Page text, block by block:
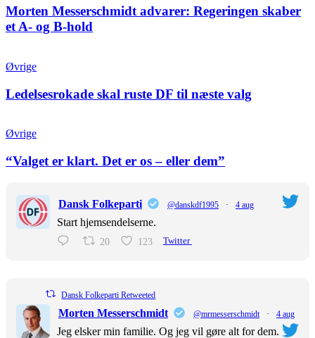
Morten Messerschmidt advarer: Regeringen skaber
et A- og B-hold
Øvrige
Ledelsesrokade skal ruste DF til næste valg
Øvrige
“Valget er klart. Det er os – eller dem”
Dansk Folkeparti @danskdf1995 · 4 aug
Start hjemsendelserne.
20 123 Twitter
Dansk Folkeparti Retweeted
Morten Messerschmidt @mrmesserschmidt · 4 aug
Jeg elsker min familie. Og jeg vil gøre alt for dem.